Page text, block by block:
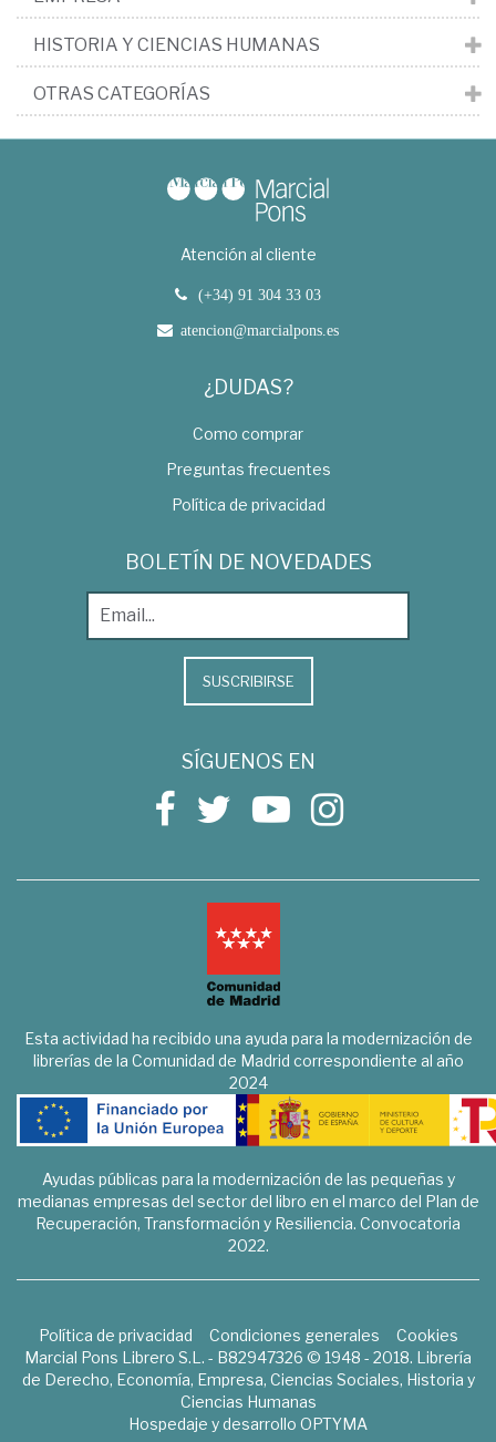
HISTORIA Y CIENCIAS HUMANAS
OTRAS CATEGORÍAS
Atención al cliente
(+34) 91 304 33 03
atencion@marcialpons.es
¿DUDAS?
Como comprar
Preguntas frecuentes
Política de privacidad
BOLETÍN DE NOVEDADES
SUSCRIBIRSE
SÍGUENOS EN
Esta actividad ha recibido una ayuda para la modernización de
librerías de la Comunidad de Madrid correspondiente al año
2024
Ayudas públicas para la modernización de las pequeñas y
medianas empresas del sector del libro en el marco del Plan de
Recuperación, Transformación y Resiliencia. Convocatoria
2022.
Política de privacidad Condiciones generales
Cookies
Marcial Pons Librero S.L. - B82947326 © 1948 - 2018. Librería
de Derecho, Economía, Empresa, Ciencias Sociales, Historia y
Ciencias Humanas
Hospedaje y desarrollo OPTYMA